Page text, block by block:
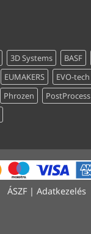
3D Systems BASF
EUMAKERS EVO-tech
Phrozen PostProcess
ÁSZF| Adatkezelés